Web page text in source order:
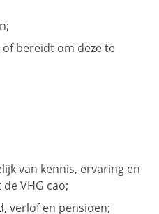
of bereidt om deze te
van kennis, ervaring en
VHG cao;
verlof en pensioen;